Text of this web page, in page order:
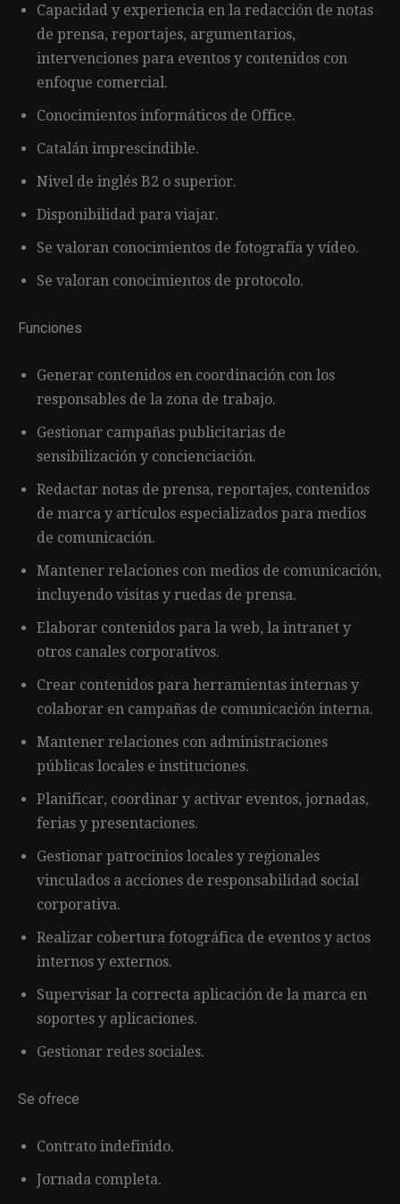
Capacidad y experiencia en la redacción de notas
de prensa, reportajes, argumentarios,
intervenciones para eventos y contenidos con
enfoque comercial.
Conocimientos informáticos de Office.
Catalán imprescindible.
Nivel de inglés B2 o superior.
Disponibilidad para viajar.
Se valoran conocimientos de fotografía y vídeo.
Se valoran conocimientos de protocolo.
Funciones
Generar contenidos en coordinación con los
responsables de la zona de trabajo.
Gestionar campañas publicitarias de
sensibilización y concienciación.
Redactar notas de prensa, reportajes, contenidos
de marca y artículos especializados para medios
de comunicación.
Mantener relaciones con medios de comunicación,
incluyendo visitas y ruedas de prensa.
Elaborar contenidos para la web, la intranet y
otros canales corporativos.
Crear contenidos para herramientas internas y
colaborar en campañas de comunicación interna.
Mantener relaciones con administraciones
públicas locales e instituciones.
Planificar, coordinar y activar eventos, jornadas,
ferias y presentaciones.
Gestionar patrocinios locales y regionales
vinculados a acciones de responsabilidad social
corporativa.
Realizar cobertura fotográfica de eventos y actos
internos y externos.
Supervisar la correcta aplicación de la marca en
soportes y aplicaciones.
Gestionar redes sociales.
Se ofrece
Contrato indefinido.
Jornada completa.